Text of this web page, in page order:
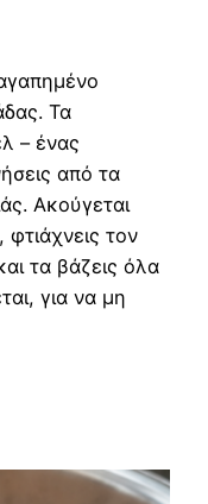
Τα
– ένας
από τα
Ακούγεται
τον
τα βάζεις όλα
για να μη